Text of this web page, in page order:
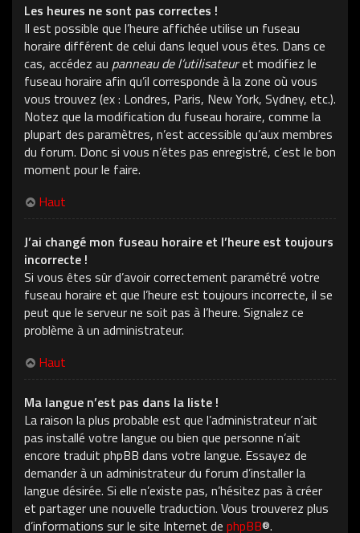
Les heures ne sont pas correctes !
Il est possible que l’heure affichée utilise un fuseau
horaire différent de celui dans lequel vous êtes. Dans ce
cas, accédez au panneau de l’utilisateuret modifiez le
fuseau horaire afin qu’il corresponde à la zone où vous
vous trouvez (ex : Londres, Paris, New York, Sydney, etc.).
Notez que la modification du fuseau horaire, comme la
plupart des paramètres, n’est accessible qu’aux membres
du forum. Donc si vous n’êtes pas enregistré, c’est le bon
moment pour le faire.
Haut
J’ai changé mon fuseau horaire et l’heure est toujours
incorrecte !
Si vous êtes sûr d’avoir correctement paramétré votre
fuseau horaire et que l’heure est toujours incorrecte, il se
peut que le serveur ne soit pas à l’heure. Signalez ce
problème à un administrateur.
Haut
Ma langue n’est pas dans la liste !
La raison la plus probable est que l’administrateur n’ait
pas installé votre langue ou bien que personne n’ait
encore traduit phpBB dans votre langue. Essayez de
demander à un administrateur du forum d’installer la
langue désirée. Si elle n’existe pas, n’hésitez pas à créer
et partager une nouvelle traduction. Vous trouverez plus
d’informations sur le site Internet de phpBB®.